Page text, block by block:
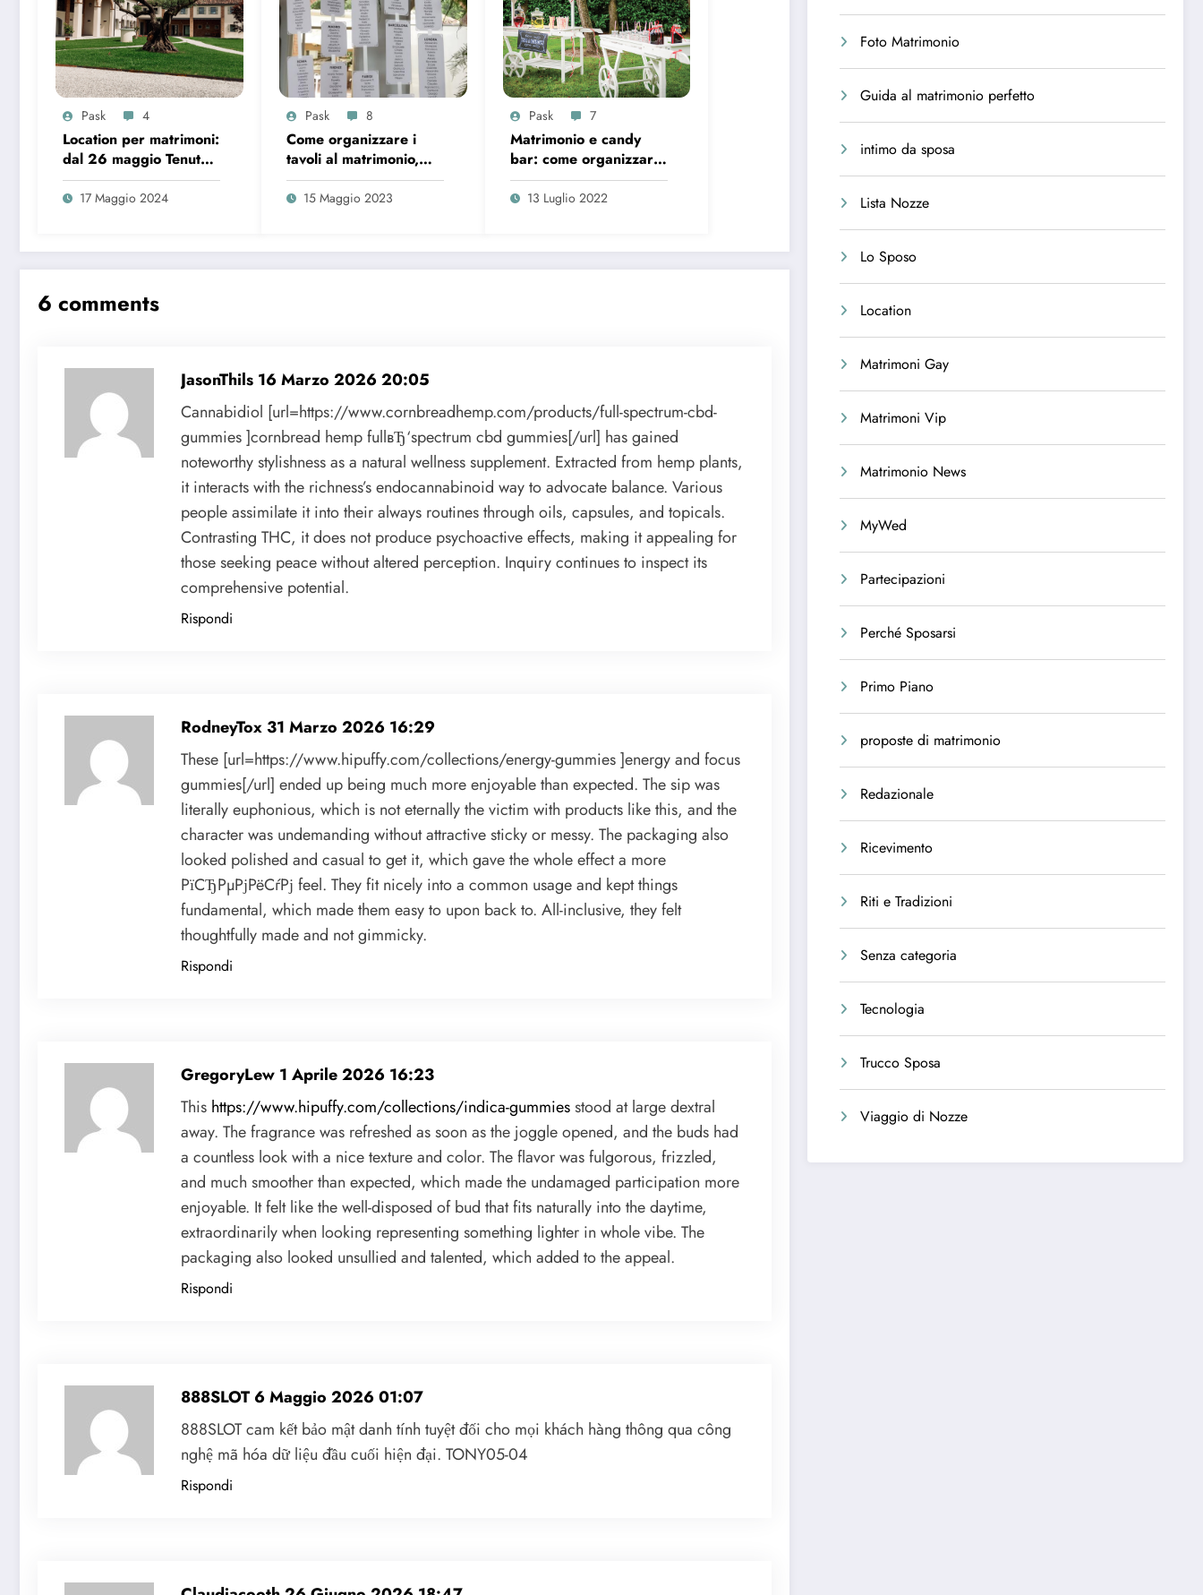
Pask 4
Location per matrimoni:
dal 26 maggio Tenuta
Paradisi apre
ufficialmente le
17 Maggio 2024
Pask 8
Come organizzare i
tavoli al matrimonio,
alcuni consigli utili
15 Maggio 2023
Pask 7
Matrimonio e candy
bar: come organizzare
l’angolo dolciumi
13 Luglio 2022
6 comments
JasonThils 16 Marzo 2026 20:05
Cannabidiol [url=https://www.cornbreadhemp.com/products/full-spectrum-cbd-
gummies ]cornbread hemp fullвЂ‘spectrum cbd gummies[/url] has gained
noteworthy stylishness as a natural wellness supplement. Extracted from hemp plants,
it interacts with the richness’s endocannabinoid way to advocate balance. Various
people assimilate it into their always routines through oils, capsules, and topicals.
Contrasting THC, it does not produce psychoactive effects, making it appealing for
those seeking peace without altered perception. Inquiry continues to inspect its
comprehensive potential.
Rispondi
RodneyTox 31 Marzo 2026 16:29
These [url=https://www.hipuffy.com/collections/energy-gummies ]energy and focus
gummies[/url] ended up being much more enjoyable than expected. The sip was
literally euphonious, which is not eternally the victim with products like this, and the
character was undemanding without attractive sticky or messy. The packaging also
looked polished and casual to get it, which gave the whole effect a more
РїСЂРµРјРёСѓРј feel. They fit nicely into a common usage and kept things
fundamental, which made them easy to upon back to. All-inclusive, they felt
thoughtfully made and not gimmicky.
Rispondi
GregoryLew 1 Aprile 2026 16:23
This https://www.hipuffy.com/collections/indica-gummiesstood at large dextral
away. The fragrance was refreshed as soon as the joggle opened, and the buds had
a countless look with a nice texture and color. The flavor was fulgorous, frizzled,
and much smoother than expected, which made the undamaged participation more
enjoyable. It felt like the well-disposed of bud that fits naturally into the daytime,
extraordinarily when looking representing something lighter in whole vibe. The
packaging also looked unsullied and talented, which added to the appeal.
Rispondi
888SLOT 6 Maggio 2026 01:07
888SLOT cam kết bảo mật danh tính tuyệt đối cho mọi khách hàng thông qua công
nghệ mã hóa dữ liệu đầu cuối hiện đại. TONY05-04
Rispondi
Foto Matrimonio
Guida al matrimonio perfetto
intimo da sposa
Lista Nozze
Lo Sposo
Location
Matrimoni Gay
Matrimoni Vip
Matrimonio News
MyWed
Partecipazioni
Perché Sposarsi
Primo Piano
proposte di matrimonio
Redazionale
Ricevimento
Riti e Tradizioni
Senza categoria
Tecnologia
Trucco Sposa
Viaggio di Nozze